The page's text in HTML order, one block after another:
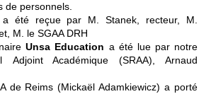
personnels.
a été reçue par M. Stanek, recteur, M.
M. le SGAA DRH
Unsa Education a été lue par notre
Adjoint Académique (SRAA), Arnaud
de Reims (Mickaël Adamkiewicz) a porté